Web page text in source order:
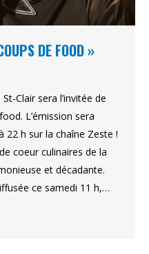
DE FOOD »
Clair sera l’invitée de
L’émission sera
22 h sur la chaîne Zeste !
coeur culinaires de la
et décadante.
ce samedi 11 h,…